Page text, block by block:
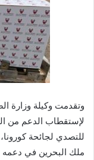
وتقدمت وكيلة وزارة
لإستقطاب الدعم من
للتصدي لجائحة
ملك البحرين في